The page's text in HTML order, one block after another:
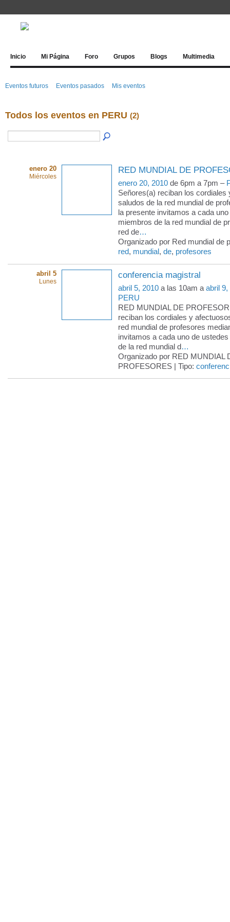
Inicio Mi Página Foro Grupos Blogs Multimedia
Eventos futuros Eventos pasados Mis eventos
Todos los eventos en PERU (2)
enero 20
Miércoles
RED MUNDIAL DE
enero 20, 2010 de 6pm a 7pm –
Señores(a) reciban los cordiales
saludos de la red mundial de
la presente invitamos a cada
miembros de la red mundial de
red de…
Organizado por Red mundial de
red, mundial, de, profesores
abril 5
Lunes
conferencia magistral
abril 5, 2010 a las 10am a abril 9,
PERU
RED MUNDIAL DE
reciban los cordiales y
red mundial de profesores
invitamos a cada uno de
de la red mundial d…
Organizado por RED MUNDIAL
PROFESORES | Tipo: